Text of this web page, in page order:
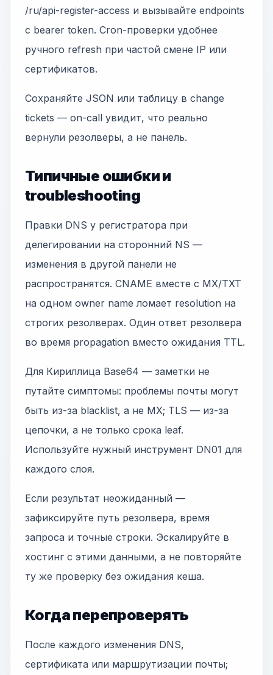
/ru/api-register-access и вызывайте endpoints
с bearer token. Cron-проверки удобнее
ручного refresh при частой смене IP или
сертификатов.
Сохраняйте JSON или таблицу в change
tickets — on-call увидит, что реально
вернули резолверы, а не панель.
Типичные ошибки и
troubleshooting
Правки DNS у регистратора при
делегировании на сторонний NS —
изменения в другой панели не
распространятся. CNAME вместе с MX/TXT
на одном owner name ломает resolution на
строгих резолверах. Один ответ резолвера
во время propagation вместо ожидания TTL.
Для Кириллица Base64 — заметки не
путайте симптомы: проблемы почты могут
быть из-за blacklist, а не MX; TLS — из-за
цепочки, а не только срока leaf.
Используйте нужный инструмент DN01 для
каждого слоя.
Если результат неожиданный —
зафиксируйте путь резолвера, время
запроса и точные строки. Эскалируйте в
хостинг с этими данными, а не повторяйте
ту же проверку без ожидания кеша.
Когда перепроверять
После каждого изменения DNS,
сертификата или маршрутизации почты;